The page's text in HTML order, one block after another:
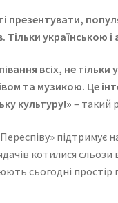
презентувати,
Тільки українською
всіх, не тільки
та музикою. Це
культуру!»– такий
котилися
сьогодні простір